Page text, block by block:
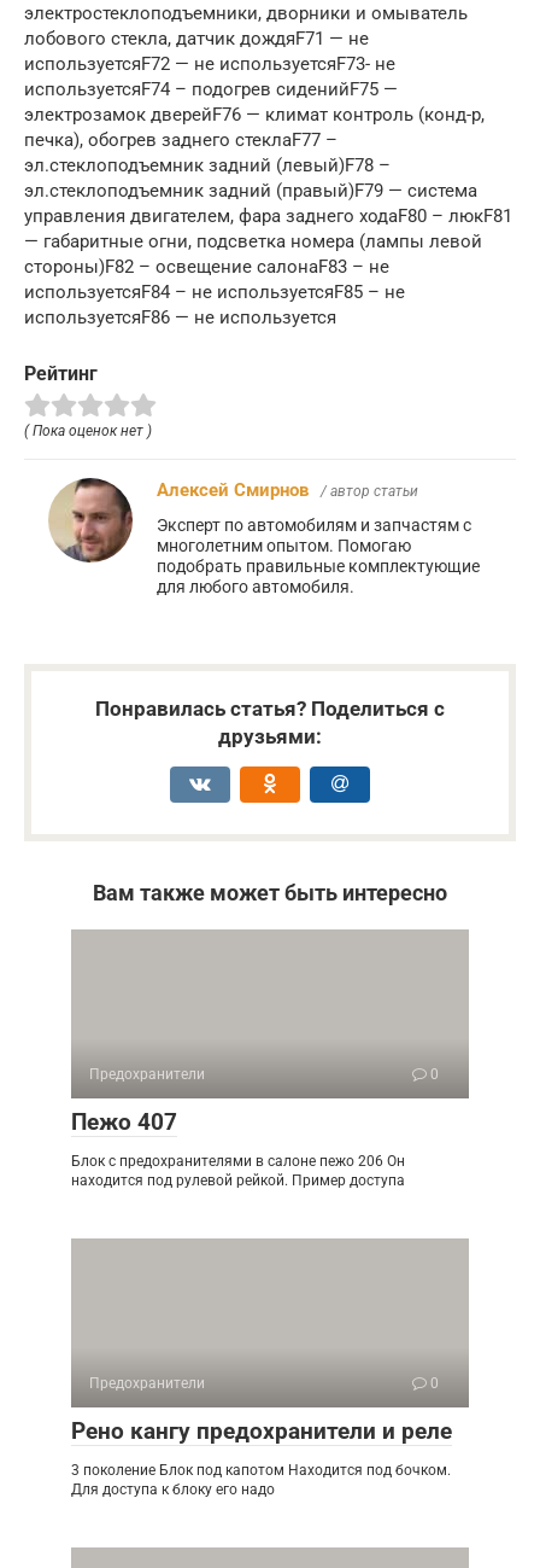
электростеклоподъемники, дворники и омыватель
лобового стекла, датчик дождяF71 — не
используетсяF72 — не используетсяF73- не
используетсяF74 – подогрев сиденийF75 —
электрозамок дверейF76 — климат контроль (конд-р,
печка), обогрев заднего стеклаF77 –
эл.стеклоподъемник задний (левый)F78 –
эл.стеклоподъемник задний (правый)F79 — система
управления двигателем, фара заднего ходаF80 – люкF81
— габаритные огни, подсветка номера (лампы левой
стороны)F82 – освещение салонаF83 – не
используетсяF84 – не используетсяF85 – не
используетсяF86 — не используется
Рейтинг
( Пока оценок нет )
Алексей Смирнов / автор статьи
Эксперт по автомобилям и запчастям с
многолетним опытом. Помогаю
подобрать правильные комплектующие
для любого автомобиля.
Понравилась статья? Поделиться с
друзьями:
Вам также может быть интересно
Предохранители 0
Пежо 407
Блок с предохранителями в салоне пежо 206 Он
находится под рулевой рейкой. Пример доступа
Предохранители 0
Рено кангу предохранители и реле
3 поколение Блок под капотом Находится под бочком.
Для доступа к блоку его надо